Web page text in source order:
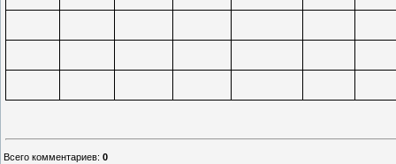
Всего комментариев: 0